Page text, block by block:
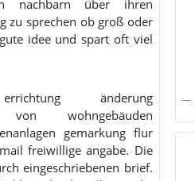
zu sprechen ob groß oder
idee und spart oft viel
änderung
von wohngebäuden
gemarkung flur
freiwillige angabe. Die
eingeschriebenen brief.